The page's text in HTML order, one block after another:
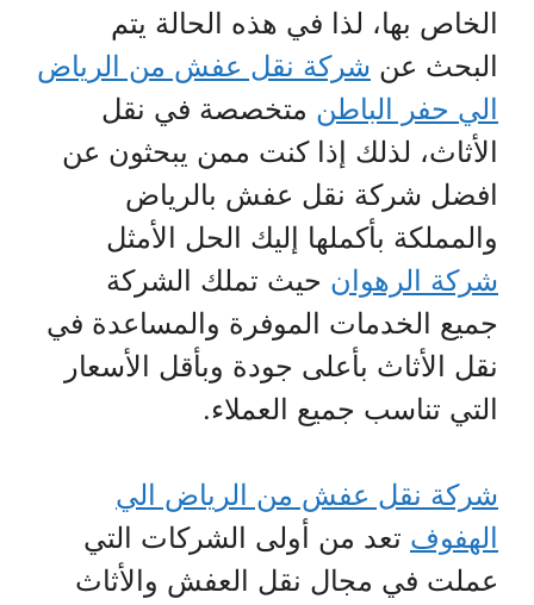
الخاص بها، لذا في هذه الحالة يتم
البحث عن شركة نقل عفش من الرياض
الي حفر الباطن متخصصة في نقل
الأثاث، لذلك إذا كنت ممن يبحثون عن
افضل شركة نقل عفش بالرياض
والمملكة بأكملها إليك الحل الأمثل
شركة الرهوان حيث تملك الشركة
جميع الخدمات الموفرة والمساعدة في
نقل الأثاث بأعلى جودة وبأقل الأسعار
التي تناسب جميع العملاء.
شركة نقل عفش من الرياض الي
الهفوف تعد من أولى الشركات التي
عملت في مجال نقل العفش والأثاث